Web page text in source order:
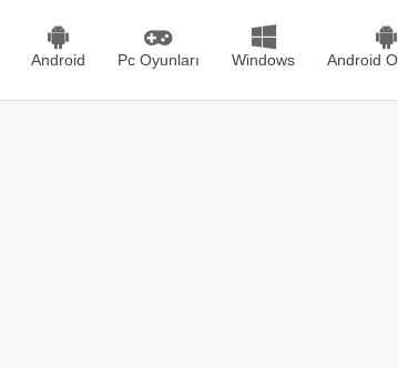
Android Pc Oyunları Windows Android